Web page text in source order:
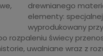
drewnianego
elementy:
wyprodukowany
rozpaleniu świecy
uwalniane wraz z